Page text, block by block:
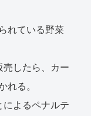
れている野菜
したら、カー
れる。
よるペナルテ